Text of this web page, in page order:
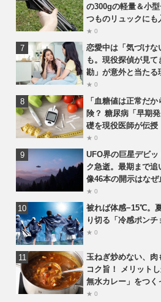
の300gの軽量＆小
つものリュックにも
★ 0
恋愛中は「気づけな
も。現役探偵が見て
勘」が意外と当たる
★ 0
「血糖値は正常だ
険？ 糖尿病「早期
礎を現役医師が伝授
★ 0
UFO界の巨星デビッ
ク急逝。最期まで追
像46本の開示はなぜ
★ 0
被れば体感−15℃。
り切る「冷感ポンチ
★ 0
玉ねぎ炒めない、肉
コク旨！ メリット
無水カレー」をつく
★ 0